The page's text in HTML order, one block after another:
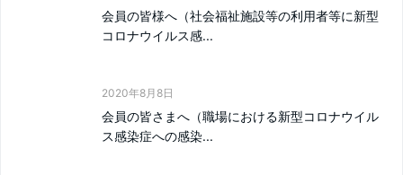
会員の皆様へ（社会福祉施設等の利用者等に新型
コロナウイルス感...
2020年8月8日
会員の皆さまへ（職場における新型コロナウイル
ス感染症への感染...